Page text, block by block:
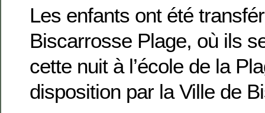
Les enfants ont été
Biscarrosse Plage, où ils
cette nuit à l’école de la
disposition par la Ville de